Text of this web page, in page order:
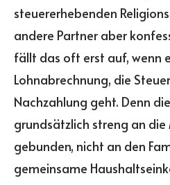
steuererhebenden
andere Partner aber
fällt das oft erst auf, wenn
Lohnabrechnung, die
Nachzahlung geht. Denn
grundsätzlich streng an
gebunden, nicht an den
gemeinsame